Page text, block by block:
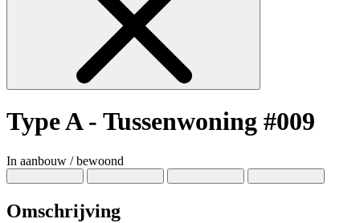
Type A - Tussenwoning #009
In aanbouw / bewoond
Omschrijving